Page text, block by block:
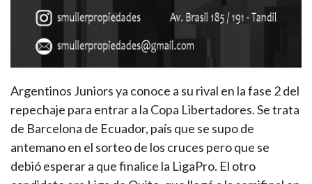
Argentinos Juniors ya conoce a su rival en la fase 2 del
repechaje para entrar a la Copa Libertadores. Se trata
de Barcelona de Ecuador, país que se supo de
antemano en el sorteo de los cruces pero que se
debió esperar a que finalice la LigaPro. El otro